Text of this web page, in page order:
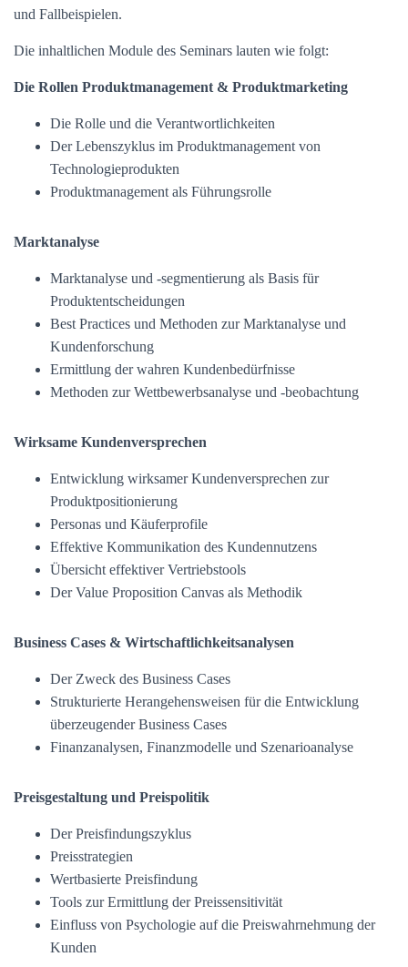
und Fallbeispielen.
Die inhaltlichen Module des Seminars lauten wie folgt:
Die Rollen Produktmanagement & Produktmarketing
Die Rolle und die Verantwortlichkeiten
Der Lebenszyklus im Produktmanagement von
Technologieprodukten
Produktmanagement als Führungsrolle
Marktanalyse
Marktanalyse und -segmentierung als Basis für
Produktentscheidungen
Best Practices und Methoden zur Marktanalyse und
Kundenforschung
Ermittlung der wahren Kundenbedürfnisse
Methoden zur Wettbewerbsanalyse und -beobachtung
Wirksame Kundenversprechen
Entwicklung wirksamer Kundenversprechen zur
Produktpositionierung
Personas und Käuferprofile
Effektive Kommunikation des Kundennutzens
Übersicht effektiver Vertriebstools
Der Value Proposition Canvas als Methodik
Business Cases & Wirtschaftlichkeitsanalysen
Der Zweck des Business Cases
Strukturierte Herangehensweisen für die Entwicklung
überzeugender Business Cases
Finanzanalysen, Finanzmodelle und Szenarioanalyse
Preisgestaltung und Preispolitik
Der Preisfindungszyklus
Preisstrategien
Wertbasierte Preisfindung
Tools zur Ermittlung der Preissensitivität
Einfluss von Psychologie auf die Preiswahrnehmung der
Kunden